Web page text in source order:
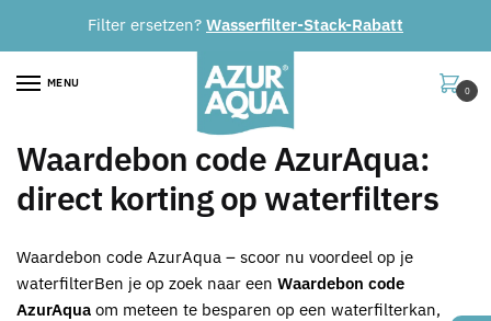
Filter ersetzen? Wasserfilter-Stack-Rabatt
MENU
0
Waardebon code AzurAqua:
direct korting op waterfilters
Waardebon code AzurAqua – scoor nu voordeel op je
waterfilterBen je op zoek naar een Waardebon code
AzurAqua om meteen te besparen op een waterfilterkan,